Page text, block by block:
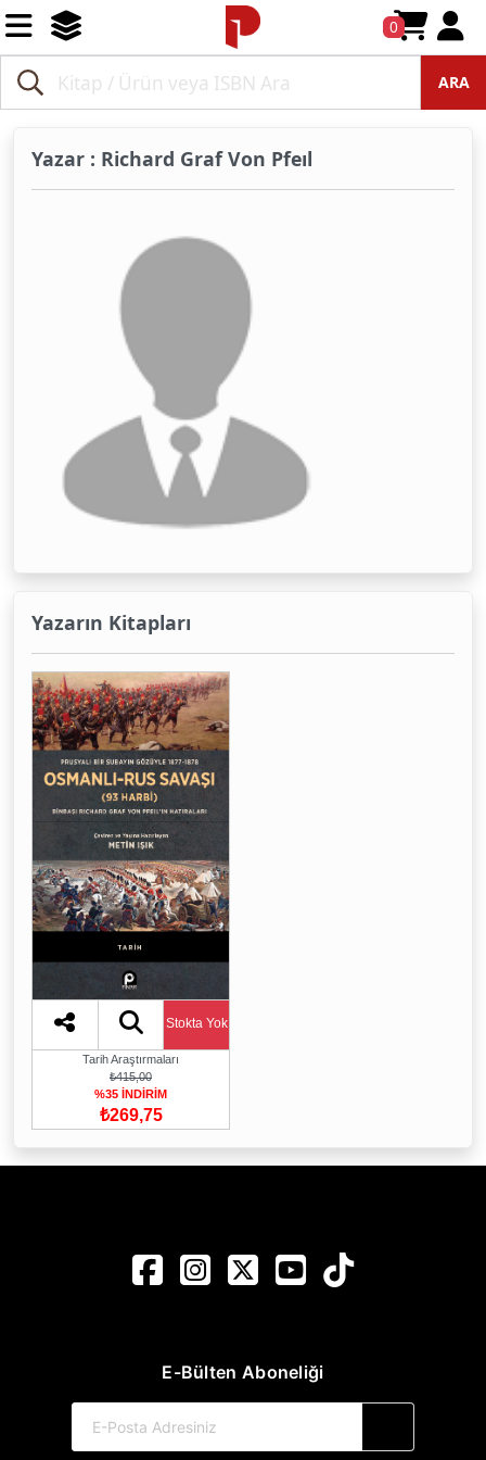
0
ARA
Yazar : Richard Graf Von Pfeıl
Yazarın Kitapları
Stokta Yok
Tarih Araştırmaları
₺415,00
%35 İNDİRİM
₺269,75
E-Bülten Aboneliği